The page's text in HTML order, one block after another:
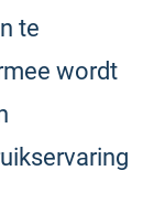
te
wordt